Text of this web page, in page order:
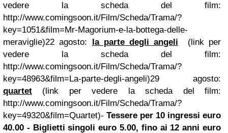
vedere la scheda del film:
http://www.comingsoon.it/Film/Scheda/Trama/?
key=1051&film=Mr-Magorium-e-la-bottega-delle-
meraviglie)22 agosto: la parte degli angeli (link per
vedere la scheda del film:
http://www.comingsoon.it/Film/Scheda/Trama/?
key=48963&film=La-parte-degli-angeli)29 agosto:
quartet (link per vedere la scheda del film:
http://www.comingsoon.it/Film/Scheda/Trama/?
key=49320&film=Quartet)- Tessere per 10 ingressi euro
40.00 - Biglietti singoli euro 5.00, fino ai 12 anni euro